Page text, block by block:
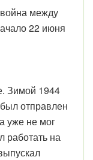
между
22 июня
Зимой 1944
отправлен
уже не мог
работать на